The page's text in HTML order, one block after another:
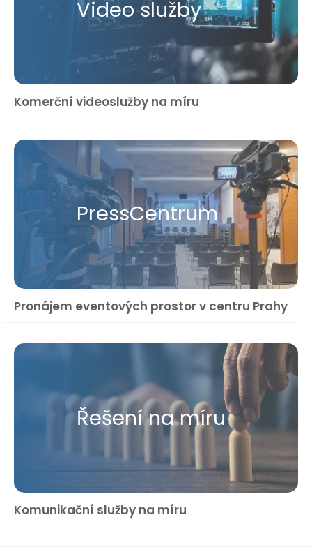
Video služby
Komerční videoslužby na míru
Press​Centrum
Pronájem eventových prostor v centru Prahy
Řešení na míru
Komunikační služby na míru